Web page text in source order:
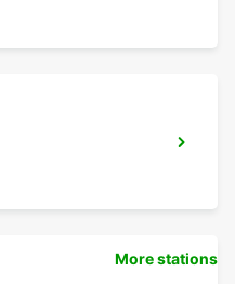
More stations